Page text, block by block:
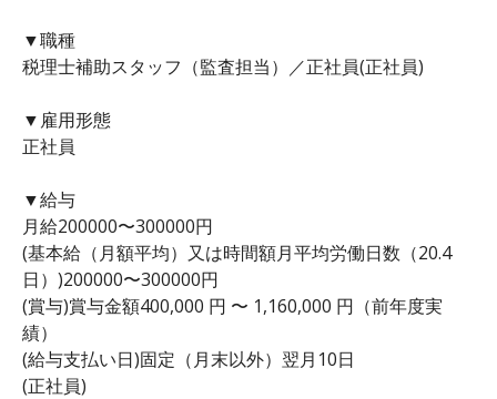
▼職種
税理士補助スタッフ（監査担当）／正社員(正社員)
▼雇用形態
正社員
▼給与
月給200000〜300000円
(基本給（月額平均）又は時間額月平均労働日数（20.4
日）)200000〜300000円
(賞与)賞与金額400,000 円 〜 1,160,000 円（前年度実
績）
(給与支払い日)固定（月末以外）翌月10日
(正社員)